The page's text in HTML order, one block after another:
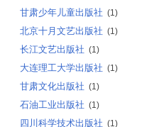
甘肃少年儿童出版社 (1)
北京十月文艺出版社 (1)
长江文艺出版社 (1)
大连理工大学出版社 (1)
甘肃文化出版社 (1)
石油工业出版社 (1)
四川科学技术出版社 (1)